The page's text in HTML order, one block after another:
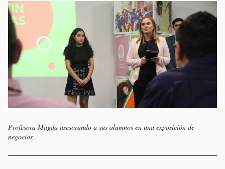
Profesora Magda asesorando a sus alumnos en una exposición de
negocios.